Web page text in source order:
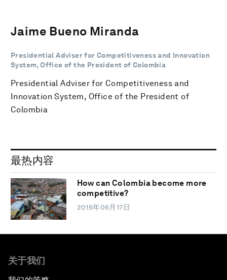
Jaime Bueno Miranda
Presidential Adviser for Competitiveness and Innovation
System, Office of the President of Colombia
Presidential Adviser for Competitiveness and
Innovation System, Office of the President of
Colombia
最热内容
How can Colombia become more
competitive?
2016年06月17日
关于我们